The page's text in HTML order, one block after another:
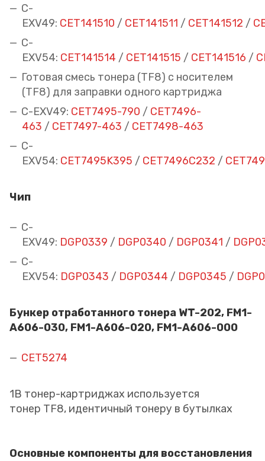
C-
EXV49: CET141510 / CET141511 / CET141512 /
C-
EXV54: CET141514 / CET141515 / CET141516 /
Готовая смесь тонера (TF8) с носителем
(TF8) для заправки одного картриджа
C-EXV49: CET7495-790 / CET7496-
463 / CET7497-463 / CET7498-463
C-
EXV54: CET7495K395 / CET7496C232 /
Чип
C-
EXV49: DGP0339 / DGP0340 / DGP0341 /
C-
EXV54: DGP0343 / DGP0344 / DGP0345 /
Бункер отработанного тонера WT-202, FM1-
A606-030, FM1-A606-020, FM1-A606-000
CET5274
1В тонер-картриджах используется
тонер TF8, идентичный тонеру в бутылках
Основные компоненты для восстановления